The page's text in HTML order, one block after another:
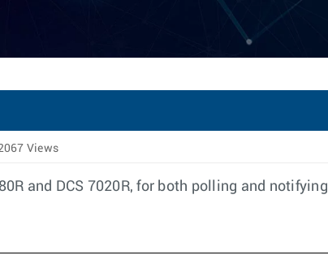
Views
and DCS 7020R, for both polling and notifying